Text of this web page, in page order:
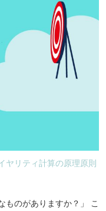
ヤリティ計算の原理原則
ものがありますか？」 こ